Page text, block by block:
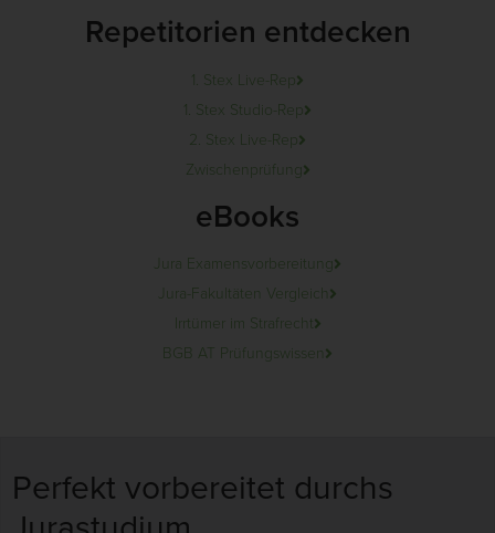
Repetitorien entdecken
1. Stex Live-Rep
1. Stex Studio-Rep
2. Stex Live-Rep
Zwischenprüfung
eBooks
Jura Examensvorbereitung
Jura-Fakultäten Vergleich
Irrtümer im Strafrecht
BGB AT Prüfungswissen
Perfekt vorbereitet durchs